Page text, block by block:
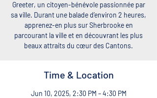
Greeter, un citoyen-bénévole passionnée par
sa ville. Durant une balade d’environ 2 heures,
apprenez-en plus sur Sherbrooke en
parcourant la ville et en découvrant les plus
beaux attraits du cœur des Cantons.
Time & Location
Jun 10, 2025, 2:30 PM – 4:30 PM